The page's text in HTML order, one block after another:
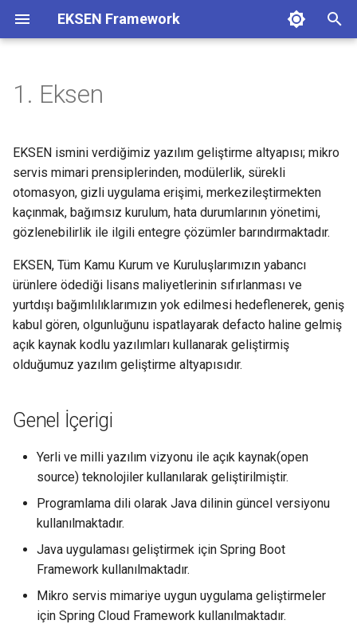
EKSEN Framework
a
b
l
a
t
ı
ı
1. Keysis
2. System
3. Logger
4. Bpmn
5. Report
6. Notification
7. Cloud
9. Help-portal
1. Backend
2. UI
1. Eksen
EKSEN ismini verdiğimiz yazılım geliştirme altyapısı; mikro
servis mimari prensiplerinden, modülerlik, sürekli
otomasyon, gizli uygulama erişimi, merkezileştirmekten
kaçınmak, bağımsız kurulum, hata durumlarının yönetimi,
gözlenebilirlik ile ilgili entegre çözümler barındırmaktadır.
EKSEN, Tüm Kamu Kurum ve Kuruluşlarımızın yabancı
ürünlere ödediği lisans maliyetlerinin sıfırlanması ve
yurtdışı bağımlılıklarımızın yok edilmesi hedeflenerek, geniş
kabul gören, olgunluğunu ispatlayarak defacto haline gelmiş
açık kaynak kodlu yazılımları kullanarak geliştirmiş
olduğumuz yazılım geliştirme altyapısıdır.
Genel İçerigi
Yerli ve milli yazılım vizyonu ile açık kaynak(open
source) teknolojiler kullanılarak geliştirilmiştir.
Programlama dili olarak Java dilinin güncel versiyonu
kullanılmaktadır.
Java uygulaması geliştirmek için Spring Boot
Framework kullanılmaktadır.
Mikro servis mimariye uygun uygulama geliştirmeler
için Spring Cloud Framework kullanılmaktadır.